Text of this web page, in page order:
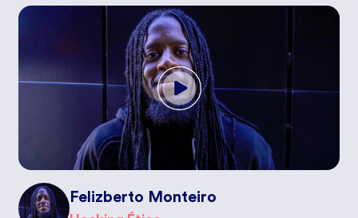
Felizberto Monteiro